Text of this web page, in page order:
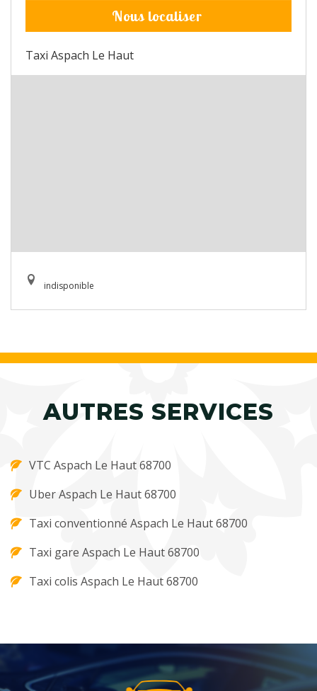
Nous localiser
Taxi Aspach Le Haut
indisponible
AUTRES SERVICES
VTC Aspach Le Haut 68700
Uber Aspach Le Haut 68700
Taxi conventionné Aspach Le Haut 68700
Taxi gare Aspach Le Haut 68700
Taxi colis Aspach Le Haut 68700